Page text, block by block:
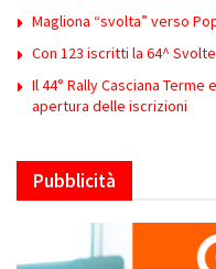
Magliona “svolta” verso
Con 123 iscritti la 64^
Il 44° Rally Casciana
apertura delle iscrizioni
Pubblicità